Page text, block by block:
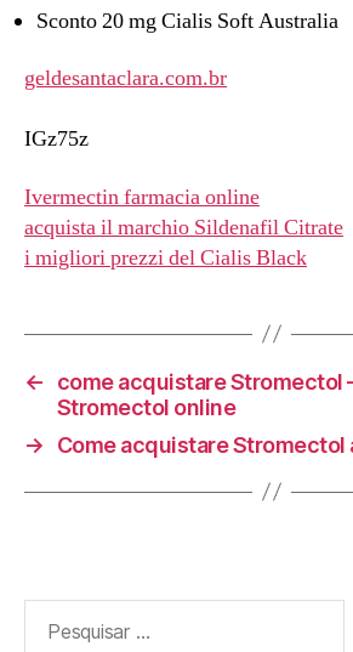
Sconto 20 mg Cialis Soft Australia
geldesantaclara.com.br
IGz75z
Ivermectin farmacia online
acquista il marchio Sildenafil Citrate
i migliori prezzi del Cialis Black
←
come acquistare Stromectol
Stromectol online
→
Come acquistare Stromectol
por: